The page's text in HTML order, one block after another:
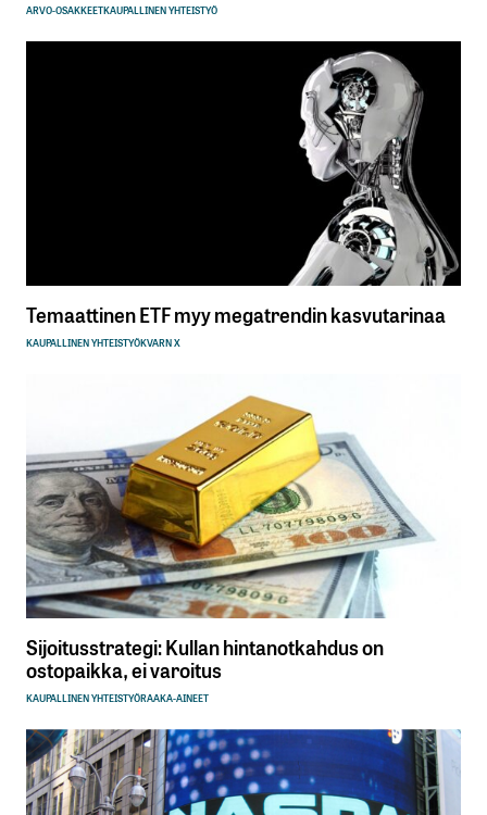
ARVO-OSAKKEETKAUPALLINEN YHTEISTYÖ
Temaattinen ETF myy megatrendin kasvutarinaa
KAUPALLINEN YHTEISTYÖKVARN X
Sijoitusstrategi: Kullan hintanotkahdus on
ostopaikka, ei varoitus
KAUPALLINEN YHTEISTYÖRAAKA-AINEET